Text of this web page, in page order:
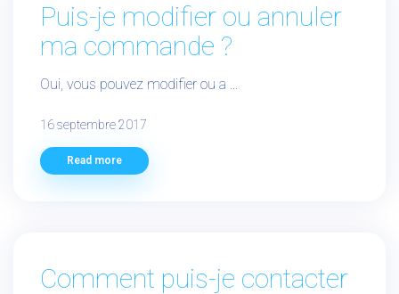
Puis-je modifier ou annuler
ma commande ?
Oui, vous pouvez modifier ou a ...
16 septembre 2017
Read more
Comment puis-je contacter